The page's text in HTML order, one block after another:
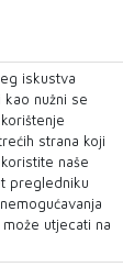
iskustva
nužni se
strana koji
naše
pregledniku
utjecati na